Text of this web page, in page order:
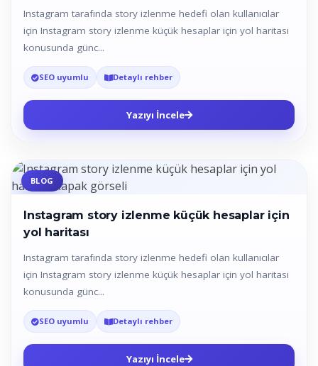
Instagram tarafında story izlenme hedefi olan kullanıcılar
için Instagram story izlenme küçük hesaplar için yol haritası
konusunda günc...
SEO uyumlu Detaylı rehber
Yazıyı İncele
BLOG
Instagram story izlenme küçük hesaplar için
yol haritası
Instagram tarafında story izlenme hedefi olan kullanıcılar
için Instagram story izlenme küçük hesaplar için yol haritası
konusunda günc...
SEO uyumlu Detaylı rehber
Yazıyı İncele